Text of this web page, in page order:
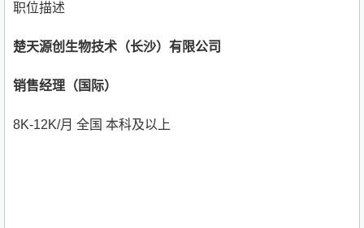
职位描述
楚天源创生物技术（长沙）有限公司
销售经理（国际）
8K-12K/月 全国 本科及以上